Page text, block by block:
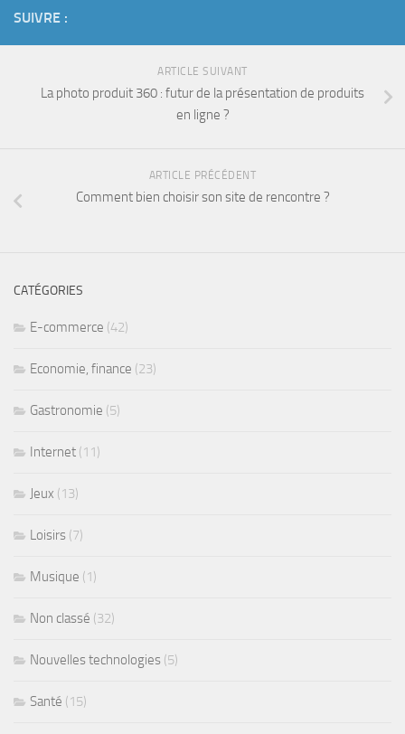
SUIVRE :
ARTICLE SUIVANT
La photo produit 360 : futur de la présentation de produits
en ligne ?
ARTICLE PRÉCÉDENT
Comment bien choisir son site de rencontre ?
CATÉGORIES
E-commerce (42)
Economie, finance (23)
Gastronomie (5)
Internet (11)
Jeux (13)
Loisirs (7)
Musique (1)
Non classé (32)
Nouvelles technologies (5)
Santé (15)